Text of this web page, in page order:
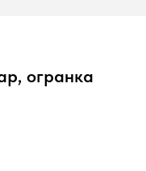
огранка